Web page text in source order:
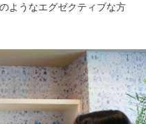
ようなエグゼクティブな方